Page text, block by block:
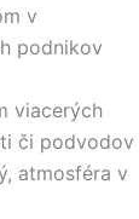
v
podnikov
viacerých
či podvodov
atmosféra v